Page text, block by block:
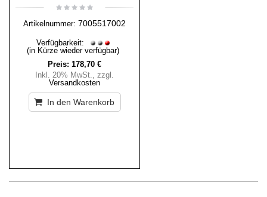
Artikelnummer: 7005517002
Verfügbarkeit:
(in Kürze wieder verfügbar)
Preis: 178,70 €
Inkl. 20% MwSt., zzgl.
Versandkosten
In den Warenkorb